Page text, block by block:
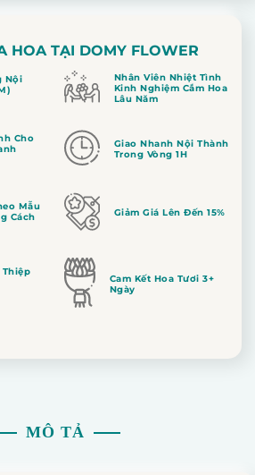
HOA TẠI DOMY FLOWER
Nội
Nhân Viên Nhiệt Tình
Kinh Nghiệm Cắm Hoa
Lâu Năm
Cho
Giao Nhanh Nội Thành
Trong Vòng 1H
Mẫu
Cách
Giảm Giá Lên Đến 15%
Thiệp
Cam Kết Hoa Tươi 3+
Ngày
MÔ TẢ